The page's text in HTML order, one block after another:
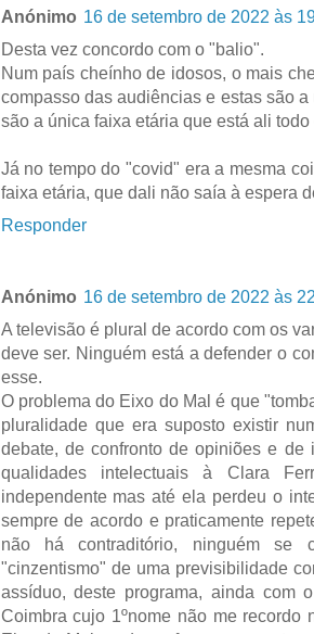
Anónimo 16 de setembro de 2022 às
Desta vez concordo com o "balio".
Num país cheínho de idosos, o mais
compasso das audiências e estas são
são a única faixa etária que está ali
Já no tempo do "covid" era a mesma
faixa etária, que dali não saía à espera
Responder
Anónimo 16 de setembro de 2022 às
A televisão é plural de acordo com os
deve ser. Ninguém está a defender o
esse.
O problema do Eixo do Mal é que
pluralidade que era suposto existir
debate, de confronto de opiniões e de
qualidades intelectuais à Clara
independente mas até ela perdeu o
sempre de acordo e praticamente
não há contraditório, ninguém se
"cinzentismo" de uma previsibilidade
assíduo, deste programa, ainda com
Coimbra cujo 1ºnome não me recordo